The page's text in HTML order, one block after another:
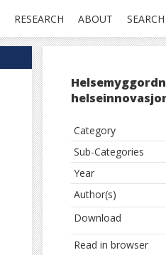
RESEARCH ABOUT SEARCH
Category
Sub-Categories
Year
Author(s)
Download
Read in browser